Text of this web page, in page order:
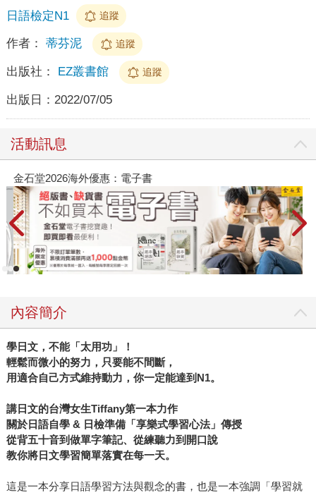
日語檢定N1
追蹤
作者： 蒂芬泥 追蹤
出版社： EZ叢書館 追蹤
出版日： 2022/07/05
活動訊息
金石堂2026海外優惠：電子書
內容簡介
學日文，不能「太用功」！
輕鬆而微小的努力，只要能不間斷，
用適合自己方式維持動力，你一定能達到N1。
講日文的台灣女生Tiffany第一本力作
關於日語自學 & 日檢準備「享樂式學習心法」傳授
從背五十音到做單字筆記、從練聽力到開口說
教你將日文學習簡單落實在每一天。
這是一本分享日語學習方法與觀念的書，也是一本強調「學習就